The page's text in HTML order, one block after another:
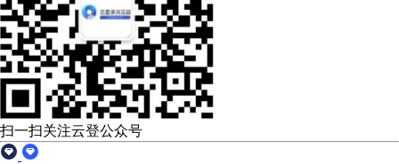
扫一扫关注云登公众号